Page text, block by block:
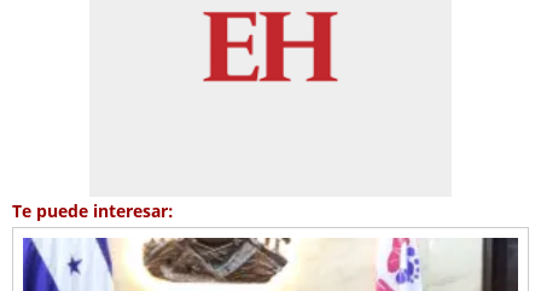
Te puede interesar: